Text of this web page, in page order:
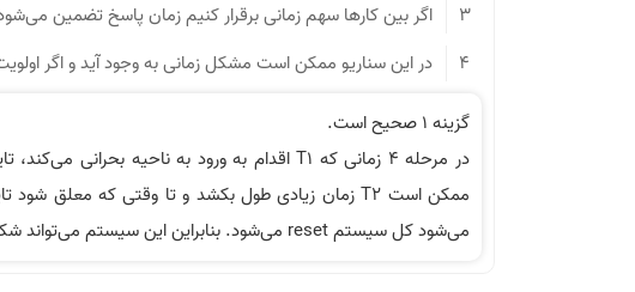
3
اگر بین کارها سهم زمانی برقرار کنیم زمان پاسخ تضمین
4
در این سناریو ممکن است مشکل زمانی به وجود آید و اگر
گزینه 1 صحیح است.
می‌شود کل سیستم reset می‌شود. بنابراین این سیستم می‌تواند شکست بخورد و تایمر منقضی شود.